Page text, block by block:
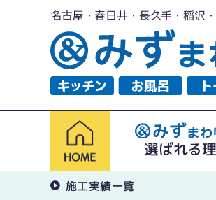
名古屋・春日井・長久手・稲沢
選ばれる
施工実績一覧